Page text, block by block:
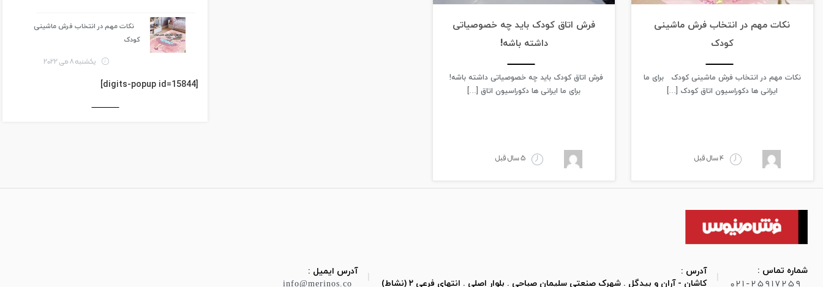
نکات مهم در انتخاب فرش ماشینی
کودک
نکات مهم در انتخاب فرش ماشینی کودک برای ما
ایرانی ها دکوراسیون اتاق کودک […]
4 سال قبل
فرش اتاق کودک باید چه خصوصیاتی
داشته باشه!
فرش اتاق کودک باید چه خصوصیاتی داشته باشه!
برای ما ایرانی ها دکوراسیون اتاق […]
5 سال قبل
نکات مهم در انتخاب فرش ماشینی
کودک
یکشنبه 8 می 2022
[digits-popup id=15844]
شماره تماس :
021-25917259
آدرس :
کاشان - آران و بیدگل . شهرک صنعتی سلیمان صباحی . بلوار اصلی . انتهای فرعی ۲ (نشاط)
آدرس ایمیل :
info@merinos.co